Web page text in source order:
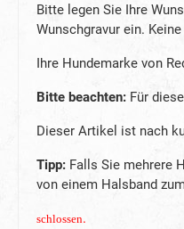
Bitte legen Sie Ihre
Wunschgravur ein.
Ihre Hundemarke von
Bitte beachten: Für
Dieser Artikel ist nach
Tipp: Falls Sie mehrere
von einem Halsband
schlossen.